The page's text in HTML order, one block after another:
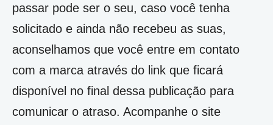
passar pode ser o seu, caso você tenha
solicitado e ainda não recebeu as suas,
aconselhamos que você entre em contato
com a marca através do link que ficará
disponível no final dessa publicação para
comunicar o atraso. Acompanhe o site